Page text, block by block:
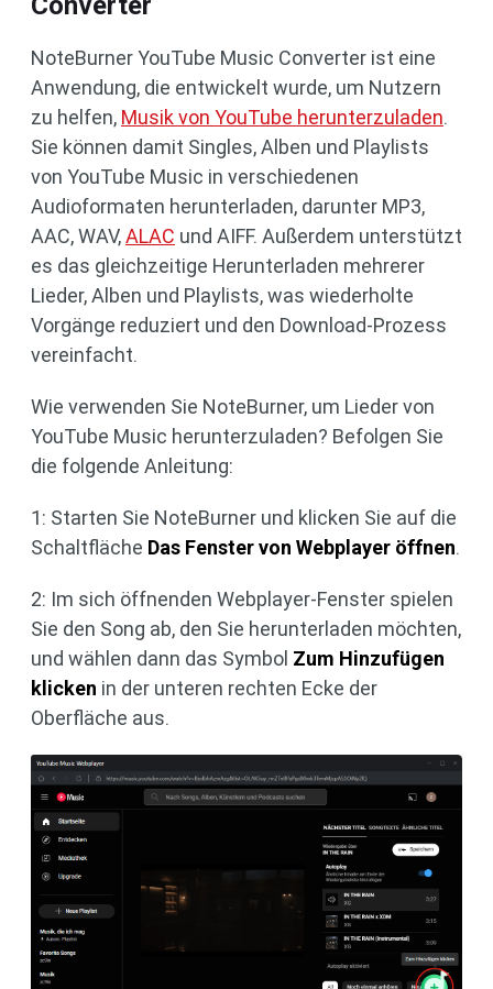
NoteBurner YouTube Music Converter ist eine
Anwendung, die entwickelt wurde, um Nutzern
zu helfen, Musik von YouTube herunterzuladen.
Sie können damit Singles, Alben und Playlists
von YouTube Music in verschiedenen
Audioformaten herunterladen, darunter MP3,
AAC, WAV,ALAC und AIFF. Außerdem unterstützt
es das gleichzeitige Herunterladen mehrerer
Lieder, Alben und Playlists, was wiederholte
Vorgänge reduziert und den Download-Prozess
vereinfacht.
Wie verwenden Sie NoteBurner, um Lieder von
YouTube Music herunterzuladen? Befolgen Sie
die folgende Anleitung:
1: Starten Sie NoteBurner und klicken Sie auf die
Schaltfläche Das Fenster von Webplayer öffnen.
2: Im sich öffnenden Webplayer-Fenster spielen
Sie den Song ab, den Sie herunterladen möchten,
und wählen dann das Symbol Zum Hinzufügen
klicken in der unteren rechten Ecke der
Oberfläche aus.